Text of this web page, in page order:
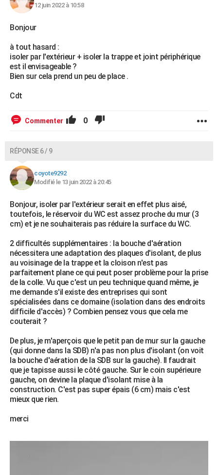
12 juin 2022 à 10:58
Bonjour
à tout hasard :
isoler par l'extérieur + isoler la trappe et joint périphérique
est il envisageable ?
Bien sur cela prend un peu de place .
Cdt
Commenter 0
RÉPONSE 6 / 9
coyote9292
Modifié le 13 juin 2022 à 20:45
Bonjour, isoler par l'extérieur serait en effet plus aisé,
toutefois, le réservoir du WC est assez proche du mur (3
cm) et je ne souhaiterais pas réduire la surface du WC.
2 difficultés supplémentaires : la bouche d'aération
nécessitera une adaptation des plaques d'isolant, de plus
au voisinage de la trappe et la cloison n'est pas
parfaitement plane ce qui peut poser problème pour la prise
de la colle. Vu que c'est un peu technique quand même, je
me demande s'il existe des entreprises qui sont
spécialisées dans ce domaine (isolation dans des endroits
difficile d'accès) ? Combien pensez vous que cela me
couterait ?
De plus, je m'aperçois que le petit pan de mur sur la gauche
(qui donne dans la SDB) n'a pas non plus d'isolant (on voit
la bouche d'aération de la SDB sur la gauche). Il faudrait
que je tapisse aussi le côté gauche. Sur le coin supérieure
gauche, on devine la plaque d'isolant mise à la
construction. C'est pas super épais (6 cm) mais c'est
mieux que rien.
merci